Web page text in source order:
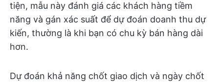
tiện, mẫu này đánh giá các khách hàng tiềm
năng và gán xác suất để dự đoán doanh thu dự
kiến, thường là khi bạn có chu kỳ bán hàng dài
hơn.
Dự đoán khả năng chốt giao dịch và ngày chốt